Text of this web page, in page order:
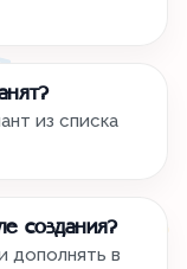
из списка
создания?
дополнять в